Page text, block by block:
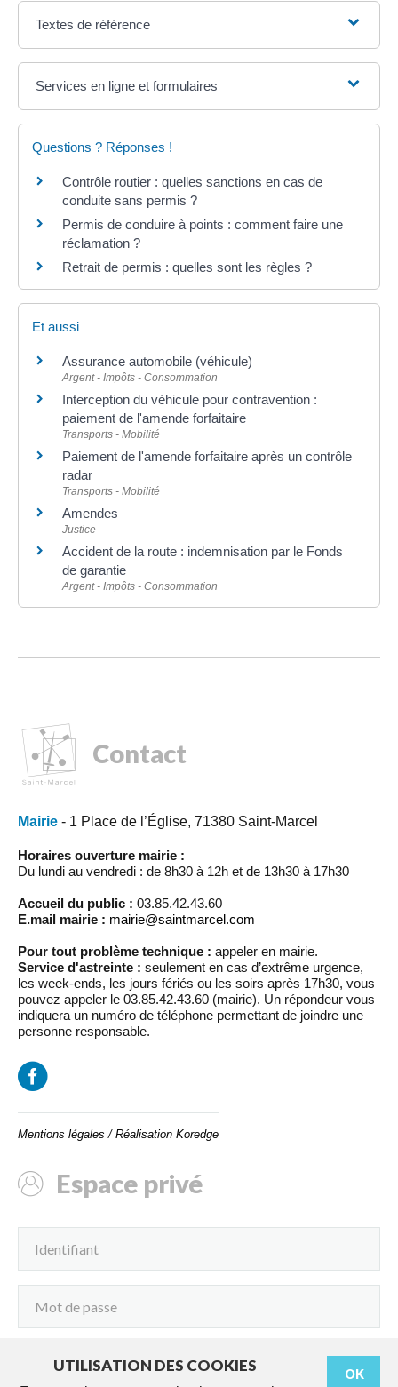
Textes de référence
Services en ligne et formulaires
Questions ? Réponses !
Contrôle routier : quelles sanctions en cas de
conduite sans permis ?
Permis de conduire à points : comment faire une
réclamation ?
Retrait de permis : quelles sont les règles ?
Et aussi
Assurance automobile (véhicule)
Argent - Impôts - Consommation
Interception du véhicule pour contravention :
paiement de l'amende forfaitaire
Transports - Mobilité
Paiement de l'amende forfaitaire après un contrôle
radar
Transports - Mobilité
Amendes
Justice
Accident de la route : indemnisation par le Fonds
de garantie
Argent - Impôts - Consommation
Contact
Mairie - 1 Place de l’Église, 71380 Saint-Marcel
Horaires ouverture mairie :
Du lundi au vendredi : de 8h30 à 12h et de 13h30 à 17h30
Accueil du public : 03.85.42.43.60
E.mail mairie : mairie@saintmarcel.com
Pour tout problème technique : appeler en mairie.
Service d'astreinte : seulement en cas d’extrême urgence,
les week-ends, les jours fériés ou les soirs après 17h30, vous
pouvez appeler le 03.85.42.43.60 (mairie). Un répondeur vous
indiquera un numéro de téléphone permettant de joindre une
personne responsable.
Mentions légales / Réalisation Koredge
Espace privé
OK
UTILISATION DES COOKIES